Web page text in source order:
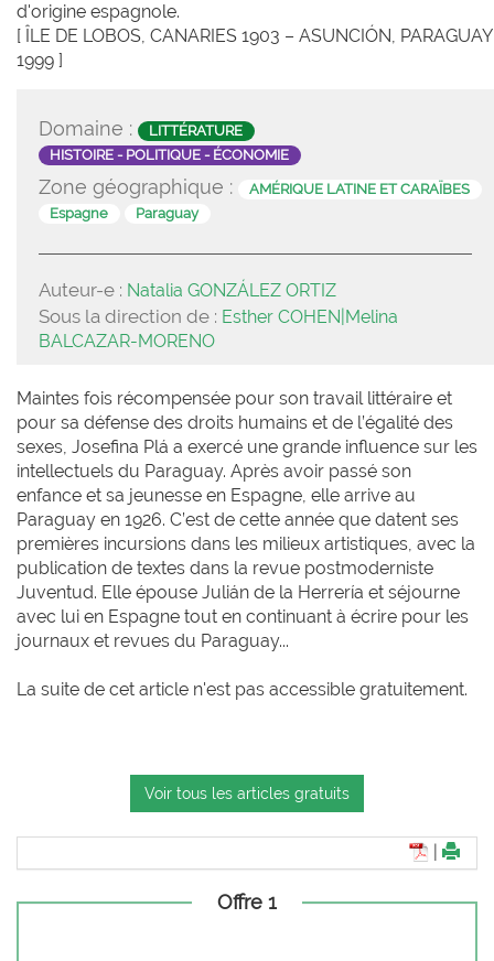
d'origine espagnole.
[ ÎLE DE LOBOS, CANARIES 1903 – ASUNCIÓN, PARAGUAY
1999 ]
Domaine :
LITTÉRATURE
HISTOIRE - POLITIQUE - ÉCONOMIE
Zone géographique :
AMÉRIQUE LATINE ET CARAÏBES
Espagne
Paraguay
Auteur-e : Natalia GONZÁLEZ ORTIZ
Sous la direction de : Esther COHEN|Melina
BALCAZAR-MORENO
Maintes fois récompensée pour son travail littéraire et
pour sa défense des droits humains et de l’égalité des
sexes, Josefina Plá a exercé une grande influence sur les
intellectuels du Paraguay. Après avoir passé son
enfance et sa jeunesse en Espagne, elle arrive au
Paraguay en 1926. C’est de cette année que datent ses
premières incursions dans les milieux artistiques, avec la
publication de textes dans la revue postmoderniste
Juventud. Elle épouse Julián de la Herrería et séjourne
avec lui en Espagne tout en continuant à écrire pour les
journaux et revues du Paraguay...
La suite de cet article n'est pas accessible gratuitement.
Voir tous les articles gratuits
Offre 1